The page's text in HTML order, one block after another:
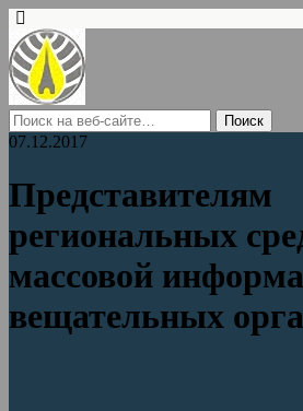
07.12.2017
Представителям
региональных
массовой
вещательных